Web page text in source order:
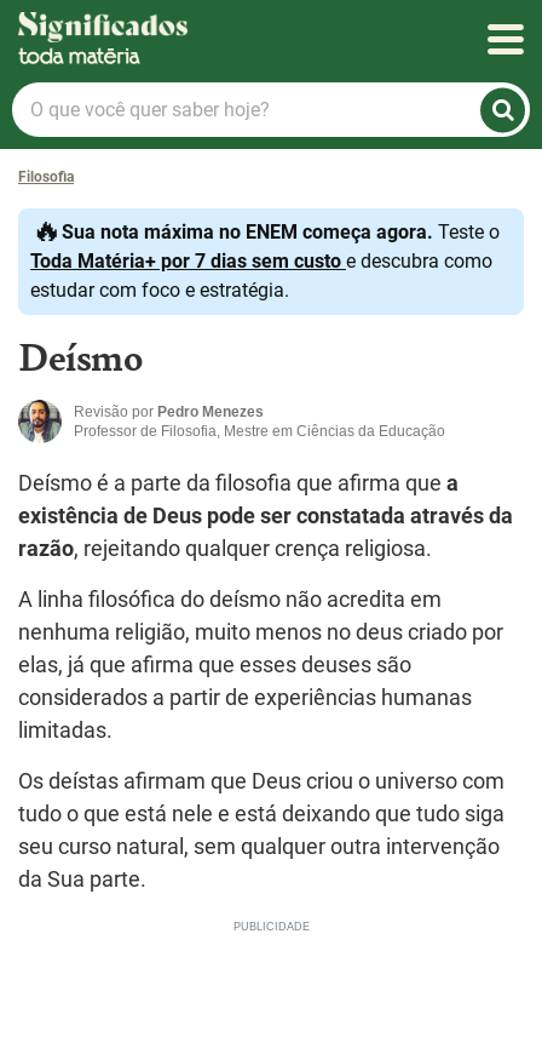
Significados
O
que
você
quer
saber
hoje?
Filosofia
🔥Sua nota máxima no ENEM começa agora. Teste o
Toda Matéria+ por 7 dias sem custo e descubra como
estudar com foco e estratégia.
Deísmo
Revisão por Pedro Menezes
Professor de Filosofia, Mestre em Ciências da Educação
Deísmo é a parte da filosofia que afirma que a
existência de Deus pode ser constatada através da
razão, rejeitando qualquer crença religiosa.
A linha filosófica do deísmo não acredita em
nenhuma religião, muito menos no deus criado por
elas, já que afirma que esses deuses são
considerados a partir de experiências humanas
limitadas.
Os deístas afirmam que Deus criou o universo com
tudo o que está nele e está deixando que tudo siga
seu curso natural, sem qualquer outra intervenção
da Sua parte.